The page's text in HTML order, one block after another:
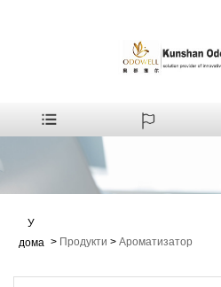
У
дома > Продукти > Ароматизатор